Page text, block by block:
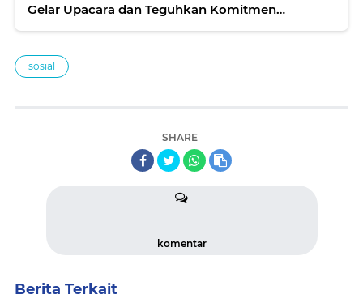
Gelar Upacara dan Teguhkan Komitmen
sosial
SHARE
komentar
Berita Terkait